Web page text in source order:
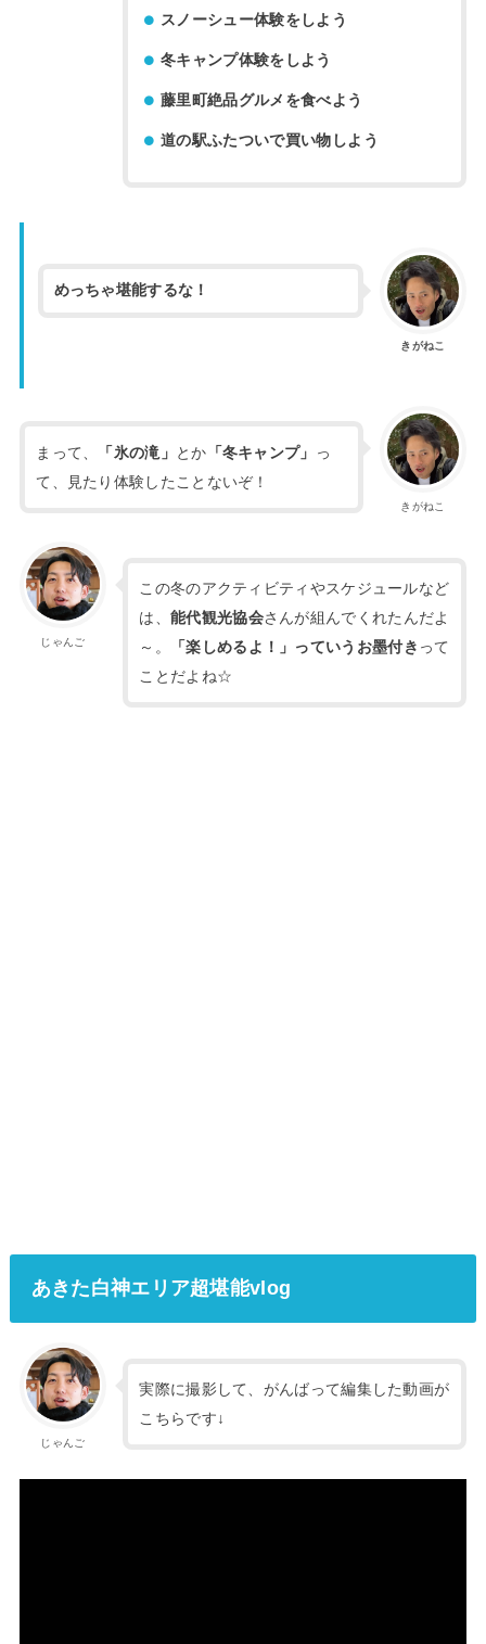
スノーシュー体験をしよう
冬キャンプ体験をしよう
藤里町絶品グルメを食べよう
道の駅ふたついで買い物しよう
きがねこ
めっちゃ堪能するな！
きがねこ
まって、 「氷の滝」 とか 「冬キャンプ」
っ
て、見たり体験したことないぞ！
じゃんご
この冬のアクティビティやスケジュールなど
は、 能代観光協会さんが組んでくれたんだよ
～。
「楽しめるよ！」っていうお墨付き って
ことだよね☆
あきた白神エリア超堪能vlog
じゃんご
実際に撮影して、がんばって編集した動画が
こちらです↓